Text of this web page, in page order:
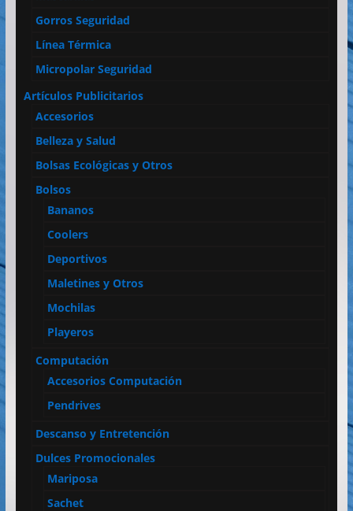
Gorros Seguridad
Línea Térmica
Micropolar Seguridad
Artículos Publicitarios
Accesorios
Belleza y Salud
Bolsas Ecológicas y Otros
Bolsos
Bananos
Coolers
Deportivos
Maletines y Otros
Mochilas
Playeros
Computación
Accesorios Computación
Pendrives
Descanso y Entretención
Dulces Promocionales
Mariposa
Sachet